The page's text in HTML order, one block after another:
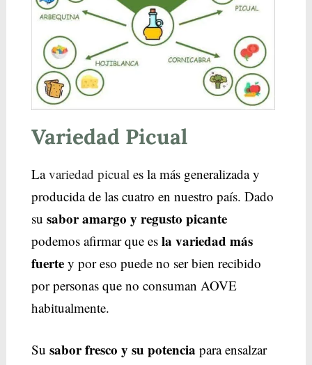
Variedad Picual
Lavariedad picual es la más generalizada y
producida de las cuatro en nuestro país. Dado
su sabor amargo y regusto picante
podemos afirmar que es la variedad más
fuertey por eso puede no ser bien recibido
por personas que no consuman AOVE
habitualmente.
Su sabor fresco y su potencia para ensalzar